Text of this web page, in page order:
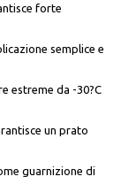
forte
semplice e
estreme da -30?C
un prato
guarnizione di